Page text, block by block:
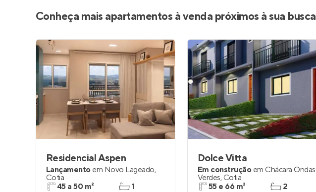
Conheça mais apartamentos à venda próximos à sua busca
Residencial Aspen
Lançamento em Novo Lageado,
Cotia
45 a 50 m²
1
Dolce Vitta
Em construção em Chácara Ondas
Verdes, Cotia
55 e 66 m²
2